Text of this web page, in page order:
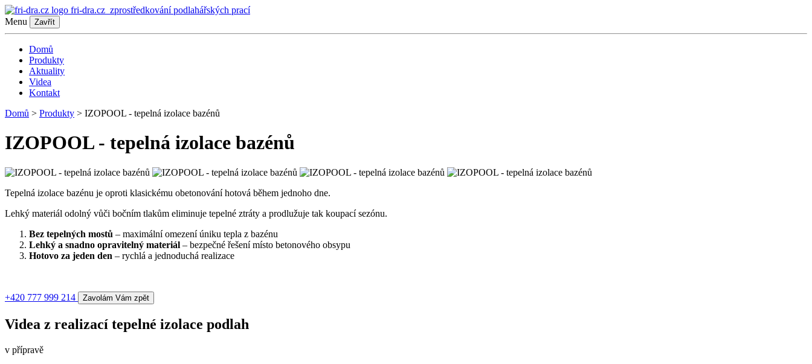
fri-dra.cz zprostředkování podlahářských prací
Menu
Zavřít
Domů
Produkty
Aktuality
Videa
Kontakt
Domů > Produkty > IZOPOOL - tepelná izolace bazénů
IZOPOOL - tepelná izolace bazénů
Tepelná izolace bazénu je oproti klasickému obetonování hotová během jednoho dne.
Lehký materiál odolný vůči bočním tlakům eliminuje tepelné ztráty a prodlužuje tak koupací sezónu.
Bez tepelných mostů – maximální omezení úniku tepla z bazénu
Lehký a snadno opravitelný materiál – bezpečné řešení místo betonového obsypu
Hotovo za jeden den – rychlá a jednoduchá realizace
+420 777 999 214 Zavolám Vám zpět
Videa z realizací tepelné izolace podlah
v přípravě